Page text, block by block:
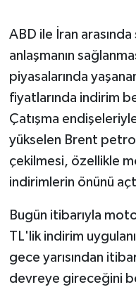
ABD ile İran
anlaşmanın
piyasalarında
fiyatlarında indirim
Çatışma
yükselen Brent
çekilmesi, özellikle
indirimlerin önünü
Bugün itibarıyla
TL'lik indirim
gece yarısından
devreye gireceğini